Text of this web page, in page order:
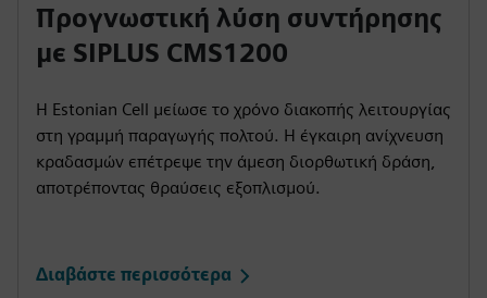
Προγνωστική λύση συντήρησης
με SIPLUS CMS1200
Η Estonian Cell μείωσε το χρόνο διακοπής λειτουργίας
στη γραμμή παραγωγής πολτού. Η έγκαιρη ανίχνευση
κραδασμών επέτρεψε την άμεση διορθωτική δράση,
αποτρέποντας θραύσεις εξοπλισμού.
Διαβάστε περισσότερα